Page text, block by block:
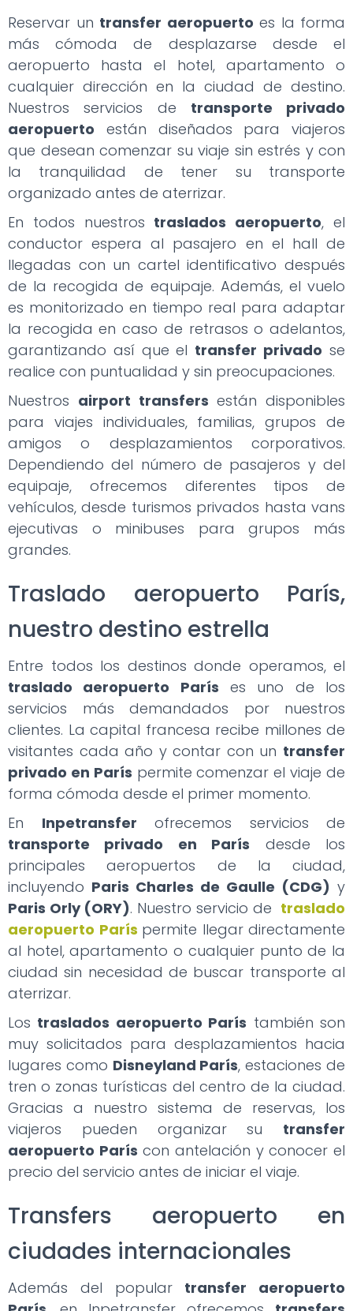
Reservar un transfer aeropuerto es la forma
más cómoda de desplazarse desde el
aeropuerto hasta el hotel, apartamento o
cualquier dirección en la ciudad de destino.
Nuestros servicios de transporte privado
aeropuerto están diseñados para viajeros
que desean comenzar su viaje sin estrés y con
la tranquilidad de tener su transporte
organizado antes de aterrizar.
En todos nuestros traslados aeropuerto, el
conductor espera al pasajero en el hall de
llegadas con un cartel identificativo después
de la recogida de equipaje. Además, el vuelo
es monitorizado en tiempo real para adaptar
la recogida en caso de retrasos o adelantos,
garantizando así que el transfer privado se
realice con puntualidad y sin preocupaciones.
Nuestros airport transfers están disponibles
para viajes individuales, familias, grupos de
amigos o desplazamientos corporativos.
Dependiendo del número de pasajeros y del
equipaje, ofrecemos diferentes tipos de
vehículos, desde turismos privados hasta vans
ejecutivas o minibuses para grupos más
grandes.
Traslado aeropuerto París,
nuestro destino estrella
Entre todos los destinos donde operamos, el
traslado aeropuerto París es uno de los
servicios más demandados por nuestros
clientes. La capital francesa recibe millones de
visitantes cada año y contar con un transfer
privado en París permite comenzar el viaje de
forma cómoda desde el primer momento.
En Inpetransfer ofrecemos servicios de
transporte privado en París desde los
principales aeropuertos de la ciudad,
incluyendo Paris Charles de Gaulle (CDG) y
Paris Orly (ORY). Nuestro servicio de traslado
aeropuerto París permite llegar directamente
al hotel, apartamento o cualquier punto de la
ciudad sin necesidad de buscar transporte al
aterrizar.
Los traslados aeropuerto París también son
muy solicitados para desplazamientos hacia
lugares como Disneyland París, estaciones de
tren o zonas turísticas del centro de la ciudad.
Gracias a nuestro sistema de reservas, los
viajeros pueden organizar su transfer
aeropuerto París con antelación y conocer el
precio del servicio antes de iniciar el viaje.
Transfers aeropuerto en
ciudades internacionales
Además del popular transfer aeropuerto